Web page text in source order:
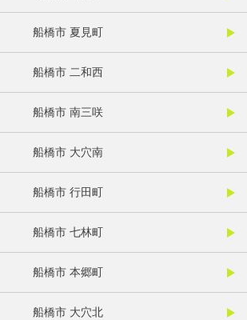
船橋市 夏見町
船橋市 二和西
船橋市 南三咲
船橋市 大穴南
船橋市 行田町
船橋市 七林町
船橋市 本郷町
船橋市 大穴北